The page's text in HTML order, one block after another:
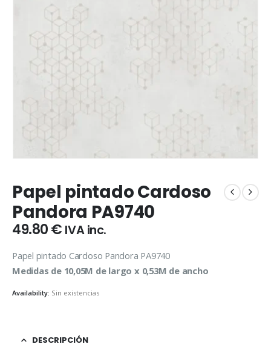
Papel pintado Cardoso
Pandora PA9740
49.80€ IVA inc.
Papel pintado Cardoso Pandora PA9740
Medidas de 10,05M de largo x 0,53M de ancho
Availability: Sin existencias
DESCRIPCIÓN